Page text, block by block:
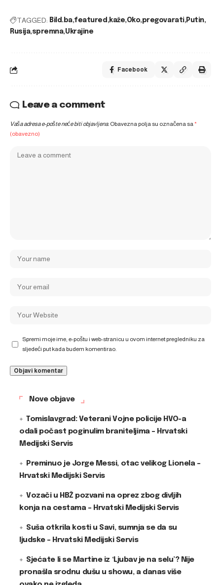
TAGGED: Bild.ba featured kaže Oko pregovarati Putin
Rusija spremna Ukrajine
Facebook
Leave a comment
Vaša adresa e-pošte neće biti objavljena. Obavezna polja su označena sa*
(obavezno)
Spremi moje ime, e-poštu i web-stranicu u ovom internet pregledniku za
sljedeći put kada budem komentirao.
Nove objave
Tomislavgrad: Veterani Vojne policije HVO-a
odali počast poginulim braniteljima – Hrvatski
Medijski Servis
Preminuo je Jorge Messi, otac velikog Lionela –
Hrvatski Medijski Servis
Vozači u HBŽ pozvani na oprez zbog divljih
konja na cestama – Hrvatski Medijski Servis
Suša otkrila kosti u Savi, sumnja se da su
ljudske – Hrvatski Medijski Servis
Sjećate li se Martine iz ‘Ljubav je na selu’? Nije
pronašla srodnu dušu u showu, a danas više